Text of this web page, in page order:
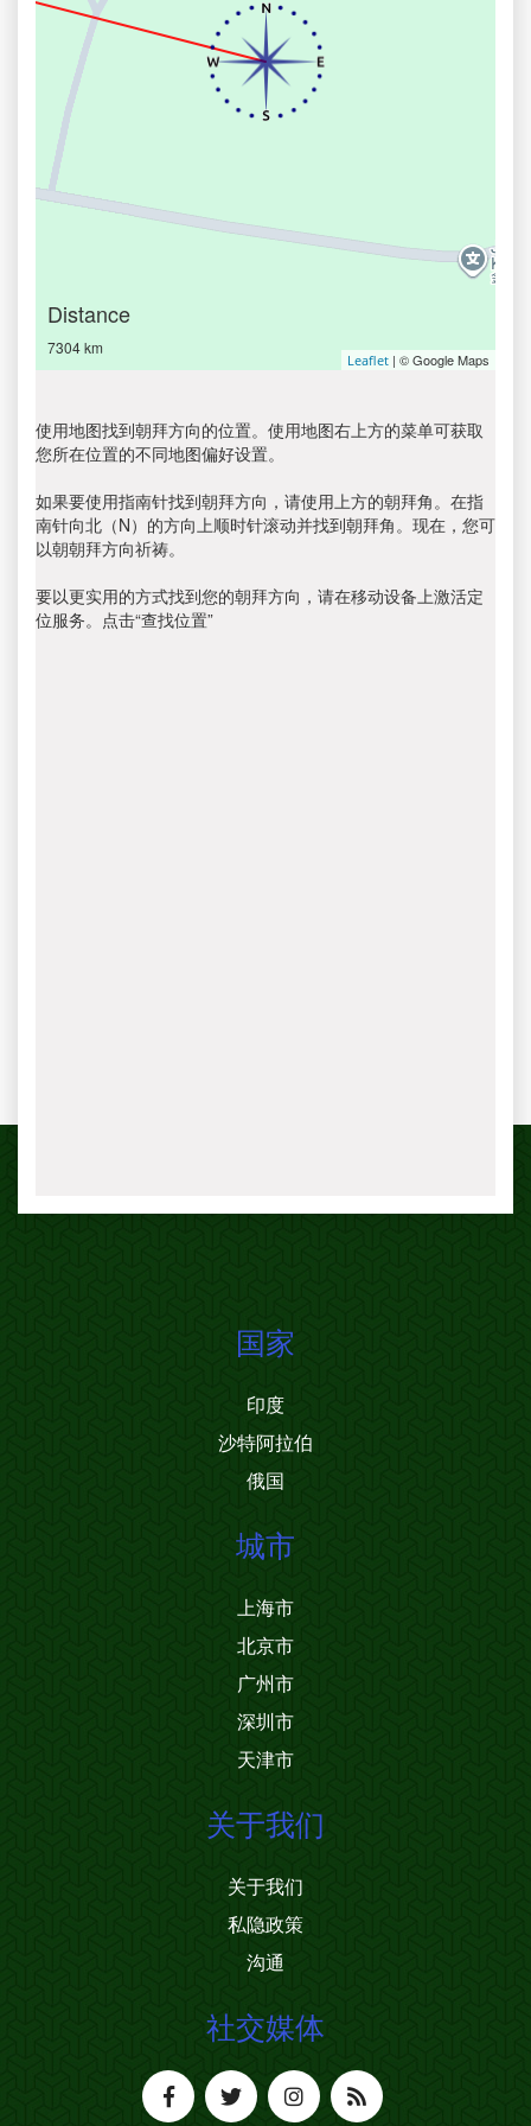
Distance
7304 km
Leaflet | © Google Maps
使用地图找到朝拜方向的位置。使用地图右上方的菜单可获取
您所在位置的不同地图偏好设置。
如果要使用指南针找到朝拜方向，请使用上方的朝拜角。在指
南针向北（N）的方向上顺时针滚动并找到朝拜角。现在，您可
以朝朝拜方向祈祷。
要以更实用的方式找到您的朝拜方向，请在移动设备上激活定
位服务。点击“查找位置”
国家
印度
沙特阿拉伯
俄国
城市
上海市
北京市
广州市
深圳市
天津市
关于我们
关于我们
私隐政策
沟通
社交媒体